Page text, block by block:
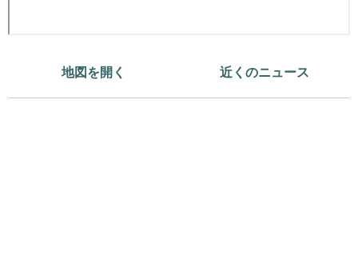
地図を開く 近くのニュース